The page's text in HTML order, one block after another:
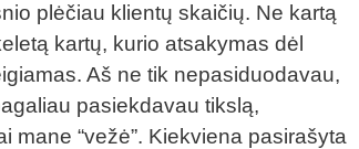
plėčiau klientų skaičių. Ne kartą
kartų, kurio atsakymas dėl
Aš ne tik nepasiduodavau,
pasiekdavau tikslą,
mane “vežė”. Kiekviena pasirašyta